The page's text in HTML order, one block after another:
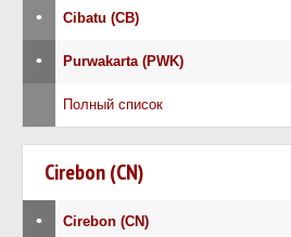
• Cibatu (CB)
• Purwakarta (PWK)
Полный список
Cirebon (CN)
• Cirebon (CN)